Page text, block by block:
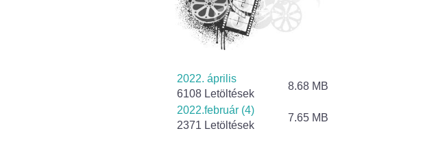
2022. április
6108 Letöltések
8.68 MB
2022.február (4)
2371 Letöltések
7.65 MB